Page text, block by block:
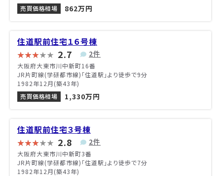
売買価格相場
862万円
住道駅前住宅１６号棟
2.7 2件
大阪府大東市川中新町16番
JR片町線(学研都市線)「住道駅」より徒歩で9分
1982年12月(築43年)
売買価格相場
1,330万円
住道駅前住宅３号棟
2.8 2件
大阪府大東市川中新町3番
JR片町線(学研都市線)「住道駅」より徒歩で7分
1982年12月(築43年)